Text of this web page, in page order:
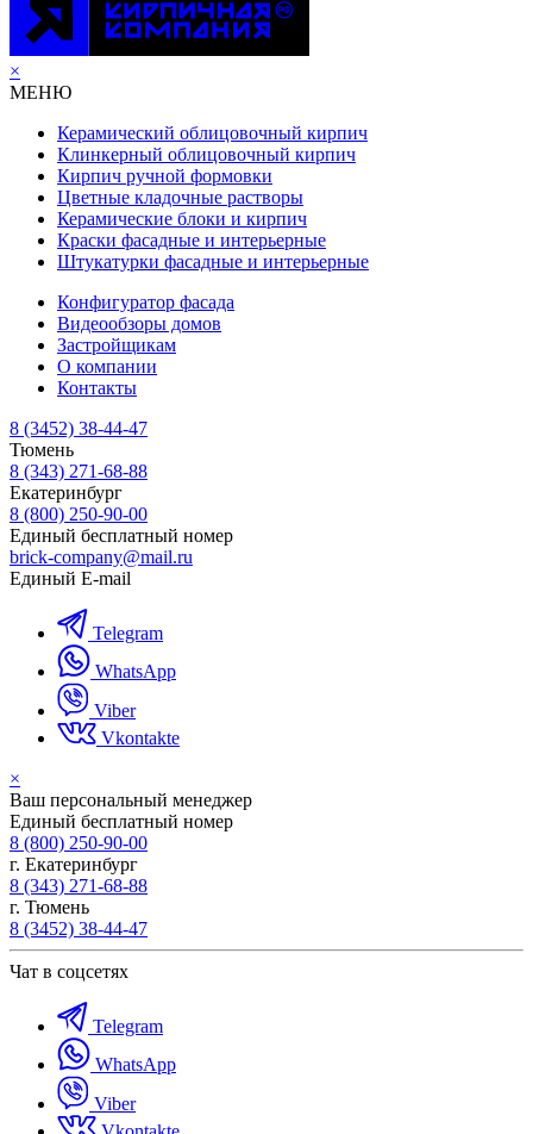
×
МЕНЮ
Керамический облицовочный кирпич
Клинкерный облицовочный кирпич
Кирпич ручной формовки
Цветные кладочные растворы
Керамические блоки и кирпич
Краски фасадные и интерьерные
Штукатурки фасадные и интерьерные
Конфигуратор фасада
Видеообзоры домов
Застройщикам
О компании
Контакты
8 (3452) 38-44-47
Тюмень
8 (343) 271-68-88
Екатеринбург
8 (800) 250-90-00
Единый бесплатный номер
brick-company@mail.ru
Единый E-mail
Telegram
WhatsApp
Viber
Vkontakte
×
Ваш персональный менеджер
Единый бесплатный номер
8 (800) 250-90-00
г. Екатеринбург
8 (343) 271-68-88
г. Тюмень
8 (3452) 38-44-47
Чат в соцсетях
Telegram
WhatsApp
Viber